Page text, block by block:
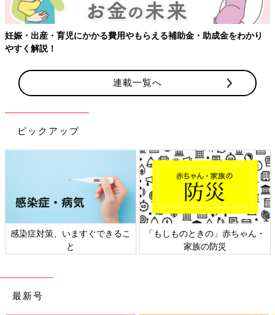
妊娠・出産・育児にかかる費用やもらえる補助金・助成金をわかり
やすく解説！
連載一覧へ
ピックアップ
感染症対策、いますぐできるこ
と
「もしものときの」赤ちゃん・
家族の防災
最新号